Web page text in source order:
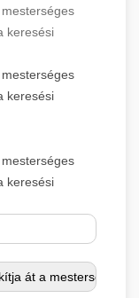
keresési
keresési
keresési